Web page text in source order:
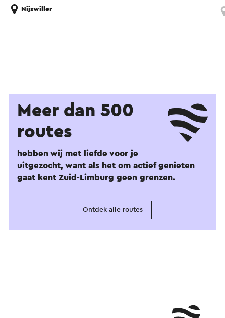
Nijswiller
Meer dan 500
routes
hebben wij met liefde voor je
uitgezocht, want als het om actief genieten
gaat kent Zuid-Limburg geen grenzen.
Ontdek alle routes